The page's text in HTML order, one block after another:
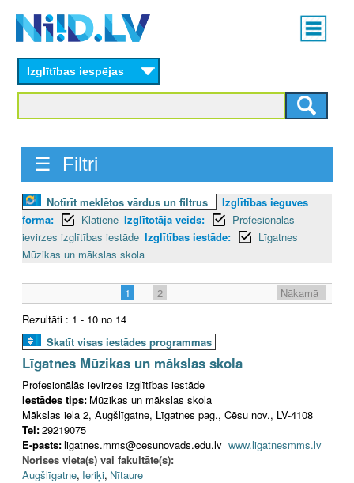
content
Main
menu
Izglītības iespējas
☰ Filtri
Notīrīt meklētos vārdus un filtrus
Izglītības ieguves
forma:
Klātiene Izglītotāja veids:
Profesionālās
ievirzes izglītības iestāde Izglītības iestāde:
Līgatnes
Mūzikas un mākslas skola
1 2
Nākamā
Rezultāti : 1 - 10 no 14
Skatīt visas iestādes programmas
Līgatnes Mūzikas un mākslas skola
Profesionālās ievirzes izglītības iestāde
Iestādes tips: Mūzikas un mākslas skola
Mākslas iela 2, Augšlīgatne, Līgatnes pag., Cēsu nov., LV-4108
Tel:29219075
E-pasts:ligatnes.mms@cesunovads.edu.lv www.ligatnesmms.lv
Norises vieta(s) vai fakultāte(s):
Augšlīgatne, Ieriķi, Nītaure